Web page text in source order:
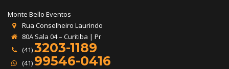
Monte Bello Eventos
Rua Conselheiro Laurindo
80A Sala 04 – Curitiba | Pr
(41)3203-1189
(41) 99546-0416